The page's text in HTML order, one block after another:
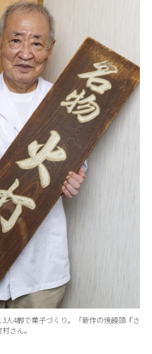
人4脚で菓子づくり。「新作の焼饅頭『さ
さん。